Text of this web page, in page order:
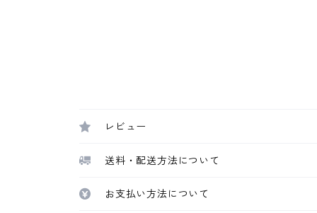
レビュー
送料・配送方法について
お支払い方法について